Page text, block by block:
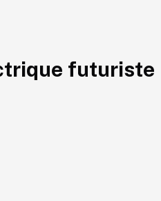
futuriste